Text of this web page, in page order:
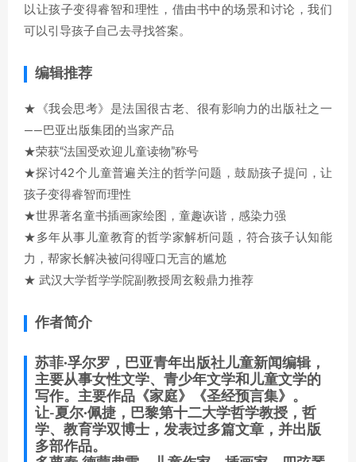
以让孩子变得睿智和理性，借由书中的场景和讨论，我们
可以引导孩子自己去寻找答案。
编辑推荐
★《我会思考》是法国很古老、很有影响力的出版社之一
——巴亚出版集团的当家产品
★荣获“法国受欢迎儿童读物”称号
★探讨42个儿童普遍关注的哲学问题，鼓励孩子提问，让
孩子变得睿智而理性
★世界著名童书插画家绘图，童趣诙谐，感染力强
★多年从事儿童教育的哲学家解析问题，符合孩子认知能
力，帮家长解决被问得哑口无言的尴尬
★ 武汉大学哲学学院副教授周玄毅鼎力推荐
作者简介
苏菲·孚尔罗，巴亚青年出版社儿童新闻编辑，
主要从事女性文学、青少年文学和儿童文学的
写作。主要作品《家庭》《圣经预言集》。
让-夏尔·佩捷，巴黎第十二大学哲学教授，哲
学、教育学双博士，发表过多篇文章，并出版
多部作品。